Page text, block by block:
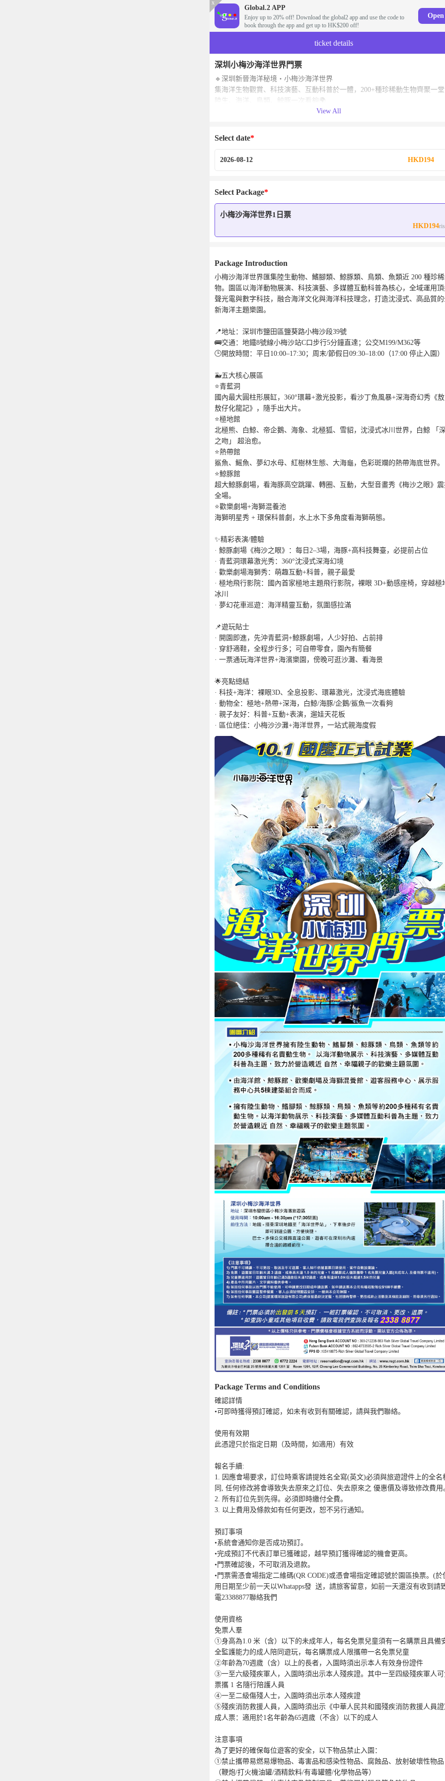
x
Global.2 APP
Enjoy up to 20% off! Download the global2 app and use the code to
book through the app and get up to HK$200 off!
Open
ticket details
深圳小梅沙海洋世界門票
🔹深圳新晉海洋秘境・小梅沙海洋世界
集海洋生物觀賞、科技演藝、互動科普於一體，200+種珍稀動生物齊聚一
陸生、海洋、鳥類、鯨豚一次看夠🌍
全館運用頂尖聲光電科技，沈浸式海底體感直接拉滿，光影絢麗、場景夢
來深圳一定要來這裡~解鎖藍色治愈的快樂🌊
View All
Select date
2026-08-12 HKD194
Select Package
小梅沙海洋世界1日票
HKD194
Package Introduction
小梅沙海洋世界匯集陸生動物、鰭腳類、鯨豚類、鳥類、魚類近 200 種珍
物。園區以海洋動物展演、科技演藝、多媒體互動科普為核心，全域運用
聲光電與數字科技，融合海洋文化與海洋科技理念，打造沈浸式、高品質
新海洋主題樂園。
📍地址：深圳市鹽田區鹽葵路小梅沙段39號
🚌交通：地鐵8號線小梅沙站C口步行5分鐘直達；公交M199/M362等
🕒開放時間：平日10:00–17:30；周末/節假日09:30–18:00（17:00 停止入園）
🐳五大核心展區
⭐️青藍洞
國內最大圓柱形展缸，360°環幕+激光投影，看沙丁魚風暴+深海奇幻秀《
敖仔化龍記》，隨手出大片。
⭐️極地館
北極熊、白鯨、帝企鵝、海象、北極狐、雪貂，沈浸式冰川世界，白鯨 「
之吻」 超治愈。
⭐️熱帶館
鯊魚、鰩魚、夢幻水母、紅樹林生態、大海龜，色彩斑斕的熱帶海底世界。
⭐️鯨豚館
超大鯨豚劇場，看海豚高空跳躍、轉圈、互動，大型音畫秀《梅沙之眼》
全場。
⭐️歡樂劇場+海獅混養池
海獅明星秀 + 環保科普劇，水上水下多角度看海獅萌態。
✨精彩表演/體驗
· 鯨豚劇場《梅沙之眼》：每日2–3場，海豚+高科技舞臺，必提前占位
· 青藍洞環幕激光秀：360°沈浸式深海幻境
· 歡樂劇場海獅秀：萌趣互動+科普，親子最愛
· 極地飛行影院：國內首家極地主題飛行影院，裸眼 3D+動感座椅，穿越極
冰川
· 夢幻花車巡遊：海洋精靈互動，氛圍感拉滿
📌遊玩貼士
· 開園即進，先沖青藍洞+鯨豚劇場，人少好拍、占前排
· 穿舒適鞋，全程步行多；可自帶零食，園內有簡餐
· 一票通玩海洋世界+海濱樂園，傍晚可逛沙灘、看海景
🌟亮點總結
· 科技+海洋：裸眼3D、全息投影、環幕激光，沈浸式海底體驗
· 動物全：極地+熱帶+深海，白鯨/海豚/企鵝/鯊魚一次看夠
· 親子友好：科普+互動+表演，遛娃天花板
· 區位絕佳：小梅沙沙灘+海洋世界，一站式親海度假
Package Terms and Conditions
確認詳情
•可即時獲得預訂確認，如未有收到有關確認，請與我們聯絡。
使用有效期
此憑證只於指定日期（及時間，如適用）有效
報名手續:
1. 因應會場要求，訂位時乘客請提姓名全寫(英文)必須與旅遊證件上的全名
同, 任何修改將會導致失去原來之訂位、失去原來之 優惠價及導致修改費
2. 所有訂位先到先得。必須即時繳付全費。
3. 以上費用及條款如有任何更改，恕不另行通知。
預訂事項
•系統會通知你是否成功預訂。
•完成預訂不代表訂單已獲確認，越早預訂獲得確認的機會更高。
•門票確認後，不可取消及退款。
•門票需憑會場指定二維碼(QR CODE)或憑會場指定確認號於園區換票。(於
用日期至少前一天以Whatapps發  送，請旅客留意，如前一天還沒有收到請
電23388877聯絡我們
使用資格
免票人羣
①身高為1.0 米（含）以下的未成年人，每名免票兒童須有一名購票且具備
全監護能力的成人陪同遊玩，每名購票成人限攜帶一名免票兒童
②年齡為70週歲（含）以上的長者，入園時須出示本人有效身份證件
③一至六級殘疾軍人，入園時須出示本人殘疾證。其中一至四級殘疾軍人
票攜 1 名隨行陪護人員
④一至二級傷殘人士，入園時須出示本人殘疾證
⑤殘疾消防救援人員，入園時須出示《中華人民共和國殘疾消防救援人員
成人票：適用於1名年齡為65週歲（不含）以下的成人
注意事項
為了更好的確保每位遊客的安全，以下物品禁止入園：
①禁止攜帶易燃易爆物品、毒害品和感染性物品、腐蝕品、放射破壞性物品
（鞭炮/打火機油罐/酒精飲料/有毒罐體/化學物品等）